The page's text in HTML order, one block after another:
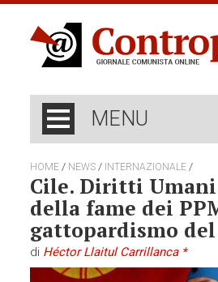
MENU
HOME / NEWS / INTERNAZIONALE /
Cile. Diritti Umani
della fame dei
gattopardismo del
di Héctor Llaitul Carrillanca *